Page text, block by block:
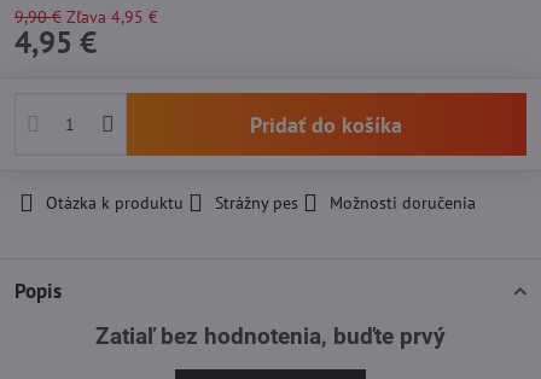
9,90 € Zľava 4,95 €
4,95 €
Pridať do košíka
Otázka k produktu Strážny pes Možnosti doručenia
Popis
Zatiaľ bez hodnotenia, buďte prvý